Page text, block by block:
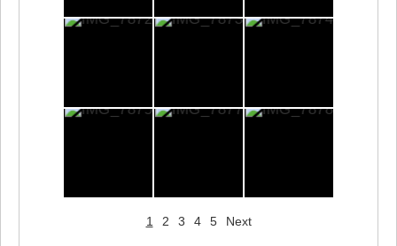
1 2 3 4 5 Next